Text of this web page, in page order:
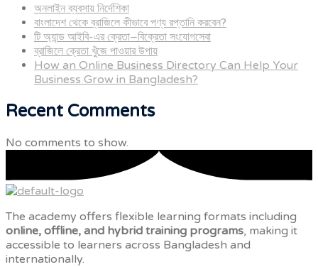
অনলাইন ব্যবসায় নির্দেশিকা
বাংলাদেশ থেকে ব্রাজিলে কীভাবে পণ্য রপ্তানি করবেন?
টি অ্যান্ড আইবি-এর ক্রেতা–বিক্রেতা সংযোগসেবা
ব্রাজিলে ক্রেতা খুঁজে পাওয়ার উপায়
How an Online Business Directory Can Help Your
Business Grow in Bangladesh?
Recent Comments
No comments to show.
The academy offers flexible learning formats including
online, offline, and hybrid training programs, making it
accessible to learners across Bangladesh and
internationally.